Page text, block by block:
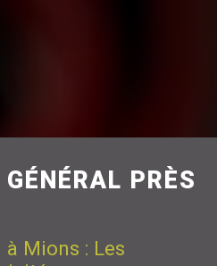
PRÈS
Mions : Les